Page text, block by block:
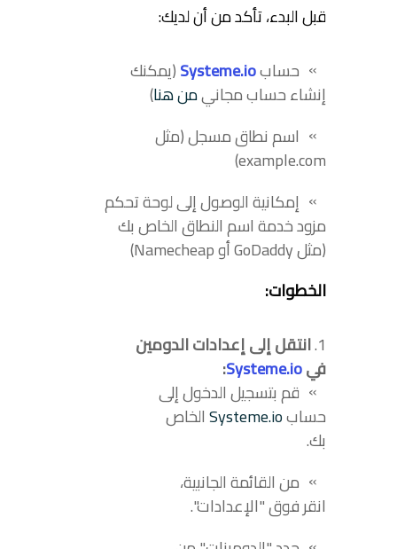
قبل البدء، تأكد من أن لديك:
حسابSysteme.io(يمكنك
إنشاء حساب مجانيمن هنا)
اسم نطاق مسجل (مثل
example.com)
إمكانية الوصول إلى لوحة تحكم
مزود خدمة اسم النطاق الخاص بك
(مثل GoDaddy أو Namecheap)
الخطوات:
انتقل إلى إعدادات الدومين
فيSysteme.io
:
قم بتسجيل الدخول إلى
حساب
الخاص
بك.
من القائمة الجانبية،
انقر فوق "الإعدادات".